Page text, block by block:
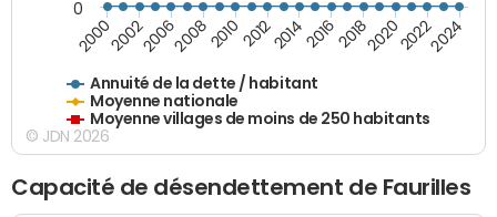
Annuité de la dette / habitant
Moyenne nationale
Moyenne villages de moins de 250 habitants
200020022006200820102012201420162018202020222024
0
© JDN 2026
Capacité de désendettement de Faurilles